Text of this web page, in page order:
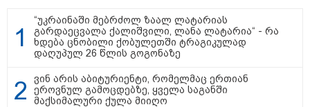
არის" - რას აცხადებს ნია
იმნაძის ადვოკატი?
კატეგორიის ყველა სიახლე
“უკრაინაში მებრძოლ ზაალ ლატარიას
გარდაეცვალა ქალიშვილი, ლანა ლატარია“ - რა
ხდება ცნობილი ქობულეთში ტრაგიკულად
დაღუპულ 26 წლის გოგონაზე
ვინ არის აბიტურიენტი, რომელმაც ერთიან
ეროვნულ გამოცდებზე, ყველა საგანში
მაქსიმალური ქულა მიიღო